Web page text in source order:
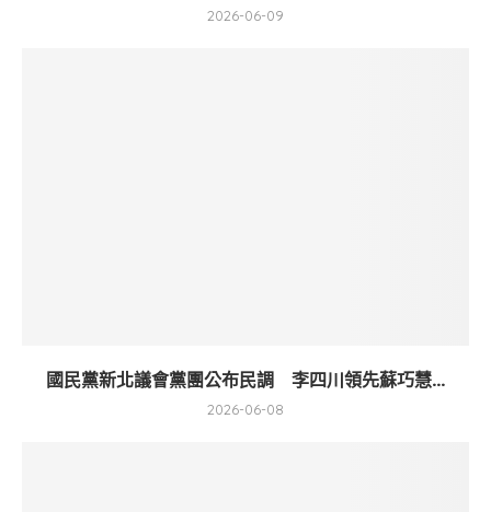
2026-06-09
國民黨新北議會黨團公布民調 李四川領先蘇巧慧...
2026-06-08